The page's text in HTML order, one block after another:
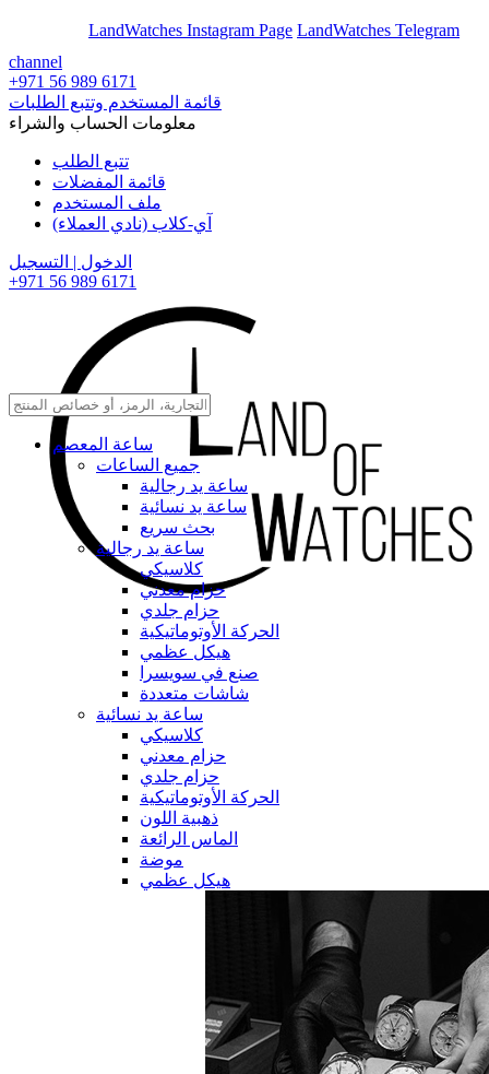
LandWatches Instagram Page LandWatches Telegram
channel
+971 56 989 6171
قائمة المستخدم وتتبع الطلبات
معلومات الحساب والشراء
تتبع الطلب
قائمة المفضلات
ملف المستخدم
آي-كلاب (نادي العملاء)
الدخول | التسجيل
+971 56 989 6171
ساعة المعصم
جميع الساعات
ساعة يد رجالية
ساعة يد نسائية
بحث سريع
ساعة يد رجالية
كلاسيكي
حزام معدني
حزام جلدي
الحركة الأوتوماتيكية
هيكل عظمي
صنع في سويسرا
شاشات متعددة
ساعة يد نسائية
كلاسيكي
حزام معدني
حزام جلدي
الحركة الأوتوماتيكية
ذهبية اللون
الماس الرائعة
موضة
هيكل عظمي